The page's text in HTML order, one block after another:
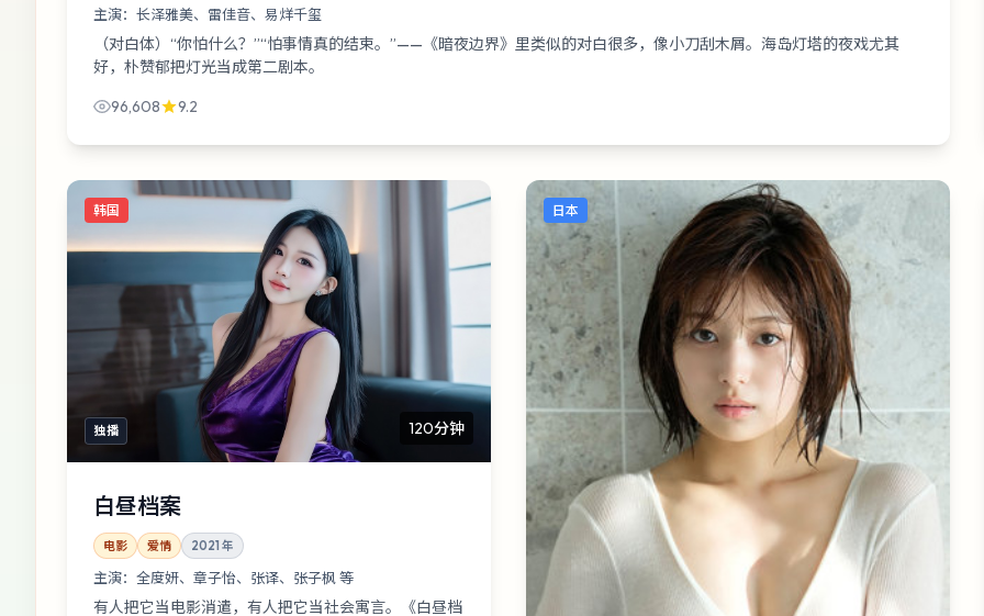
主演： 长泽雅美、雷佳音、易烊千玺
（对白体）“你怕什么？”“怕事情真的结束。”——《暗夜边界》里类似的对白很多，像小刀刮木屑。海岛灯塔的夜戏尤其
好，朴赞郁把灯光当成第二剧本。
96,608
9.2
韩国
独播 120分钟
白昼档案
电影 爱情 2021年
主演： 全度妍、章子怡、张译、张子枫 等
有人把它当电影消遣，有人把它当社会寓言。《白昼档
日本